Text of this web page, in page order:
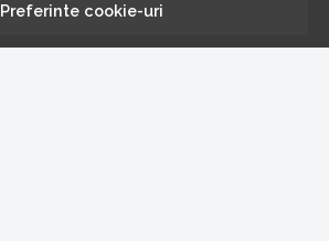
Preferinte cookie-uri